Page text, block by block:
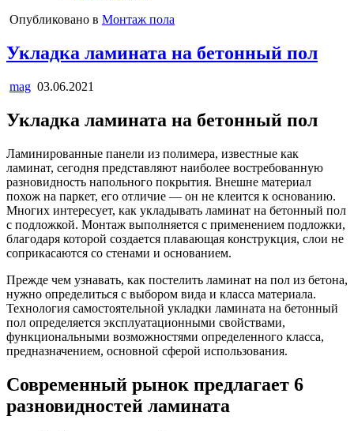
Опубликовано в Монтаж пола
Укладка ламината на бетонный пол
mag 03.06.2021
Укладка ламината на бетонный пол
Ламинированные панели из полимера, известные как
ламинат, сегодня представляют наиболее востребованную
разновидность напольного покрытия. Внешне материал
похож на паркет, его отличие — он не клеится к основанию.
Многих интересует, как укладывать ламинат на бетонный пол
с подложкой. Монтаж выполняется с применением подложки,
благодаря которой создается плавающая конструкция, слои не
соприкасаются со стенами и основанием.
Прежде чем узнавать, как постелить ламинат на пол из бетона,
нужно определиться с выбором вида и класса материала.
Технология самостоятельной укладки ламината на бетонный
пол определяется эксплуатационными свойствами,
функциональными возможностями определенного класса,
предназначением, основной сферой использования.
Современный рынок предлагает 6
разновидностей ламината